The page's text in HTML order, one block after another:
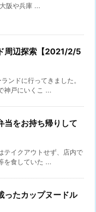
阪や兵庫 ...
周辺探索【2021/2/5
ンドに行ってきました。
神戸にいくこ ...
当をお持ち帰りして
テイクアウトせず、店内で
を食していた ...
ったカップヌードル